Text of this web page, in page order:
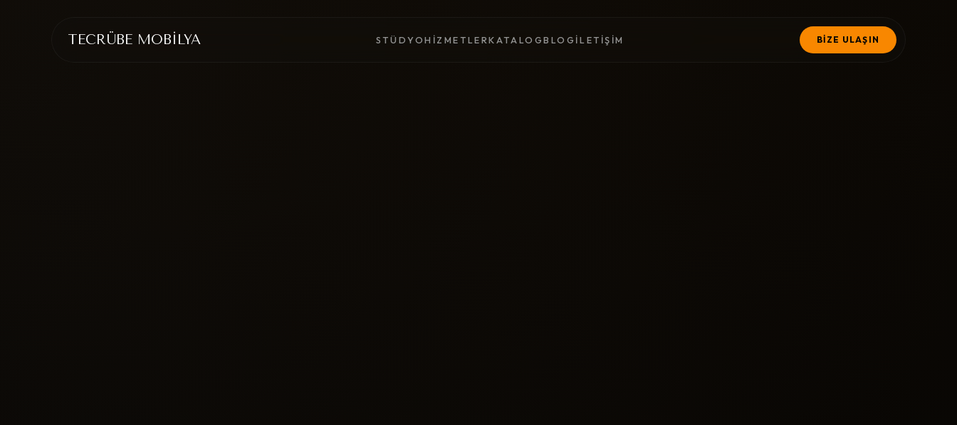
TECRÜBE MOBİLYA STÜDYOHIZMETLERKATALOGBLOG İLETIŞIM BİZE ULAŞIN